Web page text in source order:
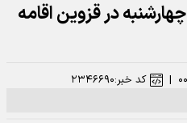
در قزوین اقامه
| کد خبر:۲۳۴۶۶۹۰